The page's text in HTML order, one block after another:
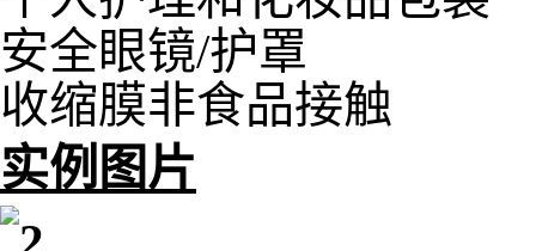
安全眼镜/护罩
收缩膜非食品接触
实例图片